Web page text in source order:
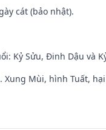
cát (bảo nhật).
Kỷ Sửu, Đinh Dậu và
Xung Mùi, hình Tuất,